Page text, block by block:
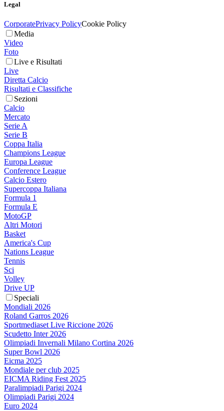
Legal
CorporatePrivacy PolicyCookie Policy
Media
Video
Foto
Live e Risultati
Live
Diretta Calcio
Risultati e Classifiche
Sezioni
Calcio
Mercato
Serie A
Serie B
Coppa Italia
Champions League
Europa League
Conference League
Calcio Estero
Supercoppa Italiana
Formula 1
Formula E
MotoGP
Altri Motori
Basket
America's Cup
Nations League
Tennis
Sci
Volley
Drive UP
Speciali
Mondiali 2026
Roland Garros 2026
Sportmediaset Live Riccione 2026
Scudetto Inter 2026
Olimpiadi Invernali Milano Cortina 2026
Super Bowl 2026
Eicma 2025
Mondiale per club 2025
EICMA Riding Fest 2025
Paralimpiadi Parigi 2024
Olimpiadi Parigi 2024
Euro 2024